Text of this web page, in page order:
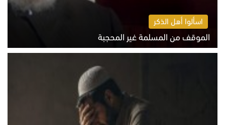
اسألوا أهل الذكر
الموقف من المسلمة غير المحجبة
الخميس 6 أغسطس 2026 10:45 ص